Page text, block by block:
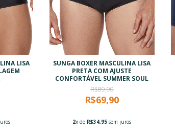
LISA
SUNGA BOXER MASCULINA LISA
PRETA COM AJUSTE
CONFORTÁVEL SUMMER SOUL
R$89,90
R$69,90
2x de R$34,95 sem juros